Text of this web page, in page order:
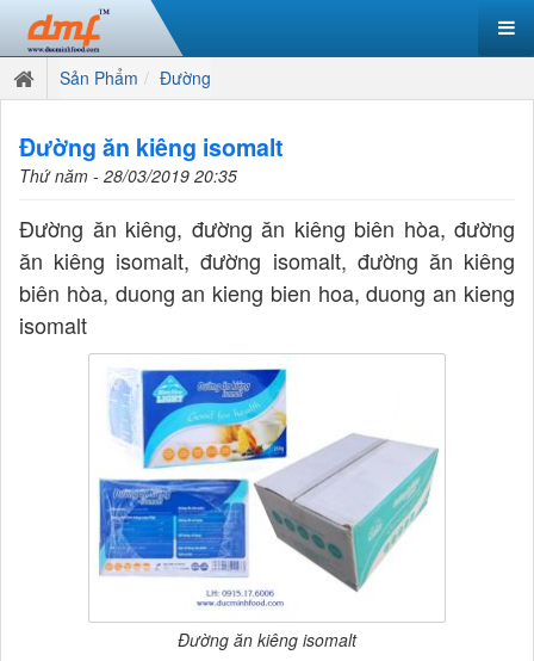
Sản Phẩm Đường
Đường ăn kiêng isomalt
Thứ năm - 28/03/2019 20:35
Đường ăn kiêng, đường ăn kiêng biên hòa, đường
ăn kiêng isomalt, đường isomalt, đường ăn kiêng
biên hòa, duong an kieng bien hoa, duong an kieng
isomalt
Đường ăn kiêng isomalt